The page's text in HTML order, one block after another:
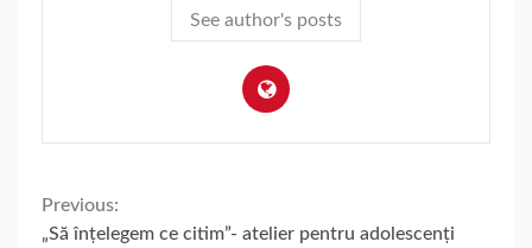
See author's posts
Continue
Previous:
„Să înțelegem ce citim”- atelier pentru adolescenți